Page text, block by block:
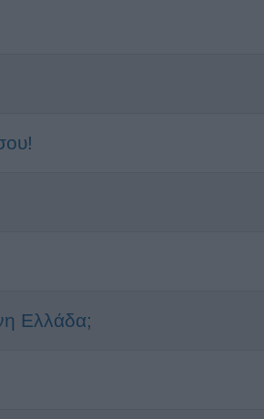
Ελλάδα;